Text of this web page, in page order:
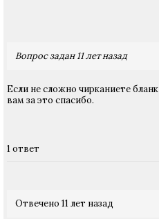
Вопрос задан 11 лет назад
Если не сложно чирканиете
вам за это спасибо.
1 ответ
Отвечено 11 лет назад